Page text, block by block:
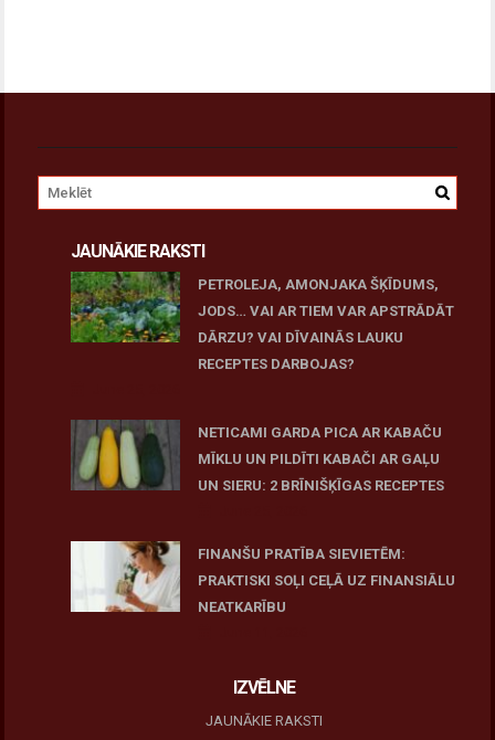
JAUNĀKIE RAKSTI
PETROLEJA, AMONJAKA ŠĶĪDUMS,
JODS… VAI AR TIEM VAR APSTRĀDĀT
DĀRZU? VAI DĪVAINĀS LAUKU
RECEPTES DARBOJAS?
NETICAMI GARDA PICA AR KABAČU
MĪKLU UN PILDĪTI KABAČI AR GAĻU
UN SIERU: 2 BRĪNIŠĶĪGAS RECEPTES
FINANŠU PRATĪBA SIEVIETĒM:
PRAKTISKI SOĻI CEĻĀ UZ FINANSIĀLU
NEATKARĪBU
IZVĒLNE
JAUNĀKIE RAKSTI